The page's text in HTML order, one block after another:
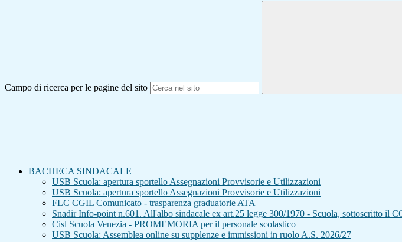
Campo di ricerca per le pagine del sito
BACHECA SINDACALE
USB Scuola: apertura sportello Assegnazioni Provvisorie e Utilizzazioni
USB Scuola: apertura sportello Assegnazioni Provvisorie e Utilizzazioni
FLC CGIL Comunicato - trasparenza graduatorie ATA
Snadir Info-point n.601. All'albo sindacale ex art.25 legge 300/1970 - Scuola, sottoscritto il
Cisl Scuola Venezia - PROMEMORIA per il personale scolastico
USB Scuola: Assemblea online su supplenze e immissioni in ruolo A.S. 2026/27